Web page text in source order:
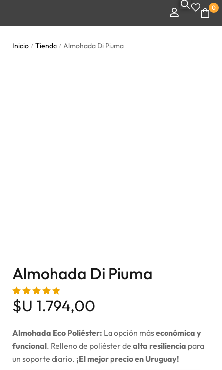
0
Inicio / Tienda / Almohada Di Piuma
Almohada Di Piuma
$U 1.794,00
Almohada Eco Poliéster: La opción máseconómica y
funcional. Relleno de poliéster de alta resiliencia para
un soporte diario. ¡El mejor precio en Uruguay!